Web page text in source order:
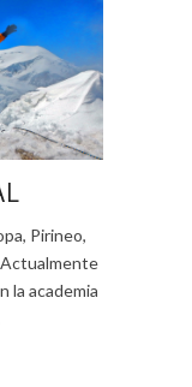
Pirineo,
Actualmente
la academia